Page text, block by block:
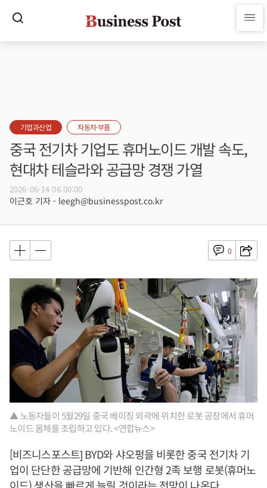
기업과산업 자동차·부품
중국 전기차 기업도 휴머노이드 개발 속도,
현대차 테슬라와 공급망 경쟁 가열
2026-06-14 06:00:00
이근호 기자 - leegh@businesspost.co.kr
0
▲ 노동자들이 5월29일 중국 베이징 외곽에 위치한 로봇 공장에서 휴머
노이드 몸체를 조립하고 있다. <연합뉴스>
[비즈니스포스트] BYD와 샤오펑을 비롯한 중국 전기차 기
업이 단단한 공급망에 기반해 인간형 2족 보행 로봇(휴머노